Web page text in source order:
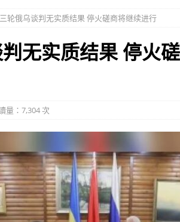
轮俄乌谈判无实质结果 停火磋商将继续进行
无实质结果 停火
量：7,304 次